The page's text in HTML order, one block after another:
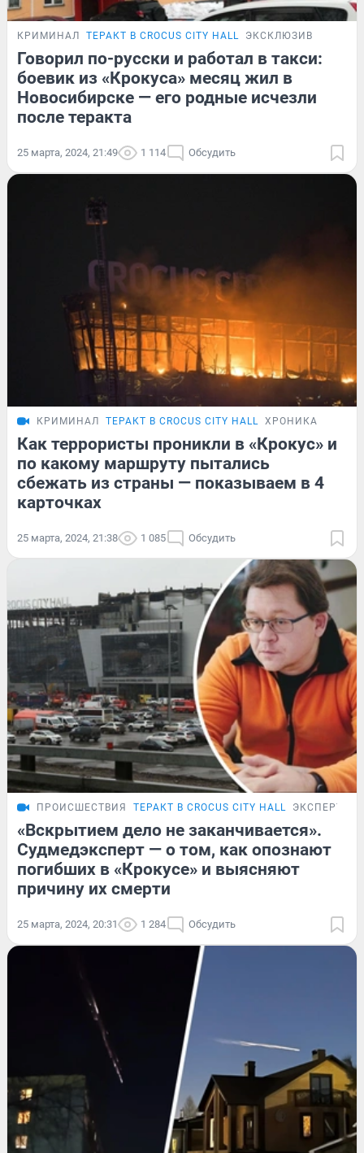
КРИМИНАЛ ТЕРАКТ В CROCUS CITY HALL ЭКСКЛЮЗИВ
Говорил по-русски и работал в такси:
боевик из «Крокуса» месяц жил в
Новосибирске — его родные исчезли
после теракта
25 марта, 2024, 21:49 1 114 Обсудить
КРИМИНАЛ ТЕРАКТ В CROCUS CITY HALL ХРОНИКА
Как террористы проникли в «Крокус» и
по какому маршруту пытались
сбежать из страны — показываем в 4
карточках
25 марта, 2024, 21:38 1 085 Обсудить
ПРОИСШЕСТВИЯ ТЕРАКТ В CROCUS CITY HALL ЭКСПЕРТ
«Вскрытием дело не заканчивается».
Судмедэксперт — о том, как опознают
погибших в «Крокусе» и выясняют
причину их смерти
25 марта, 2024, 20:31 1 284 Обсудить